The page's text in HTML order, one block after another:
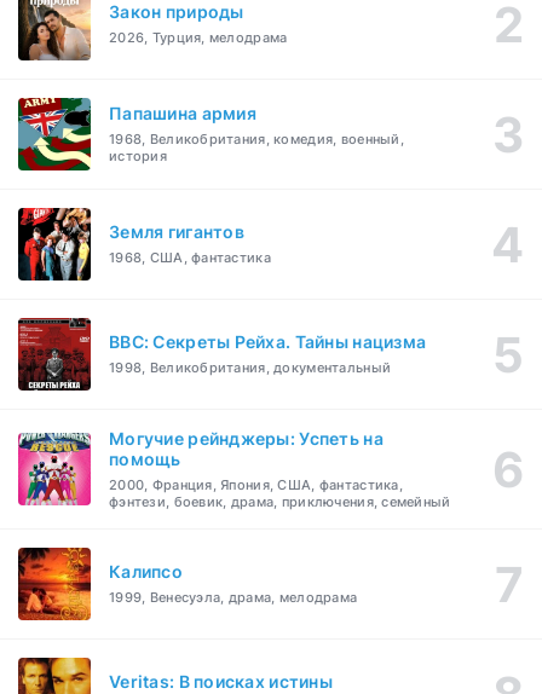
Закон природы
2026, Турция, мелодрама
Папашина армия
1968, Великобритания, комедия, военный,
история
Земля гигантов
1968, США, фантастика
BBC: Секреты Рейха. Тайны нацизма
1998, Великобритания, документальный
Могучие рейнджеры: Успеть на
помощь
2000, Франция, Япония, США, фантастика,
фэнтези, боевик, драма, приключения, семейный
Калипсо
1999, Венесуэла, драма, мелодрама
Veritas: В поисках истины